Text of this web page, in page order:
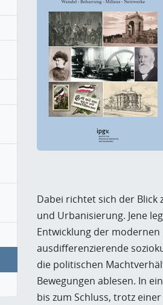
Dabei richtet sich der
und Urbanisierung. Jene
Entwicklung der
ausdifferenzierende
die politischen
Bewegungen ablesen. In
bis zum Schluss, trotz